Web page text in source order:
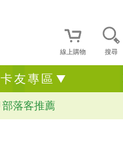
線上購物 搜尋
卡友專區
部落客推薦